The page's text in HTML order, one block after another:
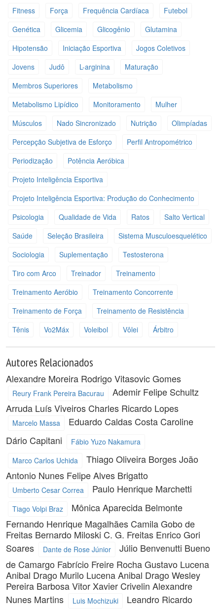
Fitness
Força Frequência Cardíaca
Futebol
Genética
Glicemia Glicogênio
Glutamina
Hipotensão
Iniciação Esportiva
Jogos Coletivos
Jovens
Judô L-arginina
Maturação
Membros Superiores
Metabolismo
Metabolismo Lipídico
Monitoramento
Mulher
Músculos
Nado Sincronizado Nutrição
Olimpíadas
Percepção Subjetiva de Esforço
Perfil Antropométrico
Periodização
Potência Aeróbica
Projeto Inteligência Esportiva
Projeto Inteligência Esportiva: Produção do Conhecimento
Psicologia
Qualidade de Vida Ratos
Salto Vertical
Saúde
Seleção Brasileira
Sistema Musculoesquelético
Sociologia
Suplementação
Testosterona
Tiro com Arco
Treinador
Treinamento
Treinamento Aeróbio
Treinamento Concorrente
Treinamento de Força
Treinamento de Resistência
Tênis
Vo2Máx Voleibol Vôlei Árbitro
Autores Relacionados
Alexandre Moreira Rodrigo Vitasovic Gomes
Reury Frank Pereira Bacurau
Ademir Felipe Schultz
Arruda Luís Viveiros Charles Ricardo Lopes
Marcelo Massa Eduardo Caldas Costa Caroline
Dário Capitani
Fábio Yuzo Nakamura
Marco Carlos Uchida
Thiago Oliveira BorgesJoão
Antonio Nunes Felipe Alves Brigatto
Umberto Cesar Correa Paulo Henrique Marchetti
Tiago Volpi Braz
Mônica Aparecida Belmonte
Fernando Henrique Magalhães Camila Gobo de
Freitas Bernardo Miloski C. G. Freitas Enrico Gori
Soares
Dante de Rose Júnior
Júlio Benvenutti Bueno
de Camargo Fabrício Freire RochaGustavo Lucena
Anibal Drago Murilo Lucena Anibal Drago Wesley
Pereira BarbosaVitor Xavier Crivelin Alexandre
Nunes Martins
Luis Mochizuki
Leandro Ricardo